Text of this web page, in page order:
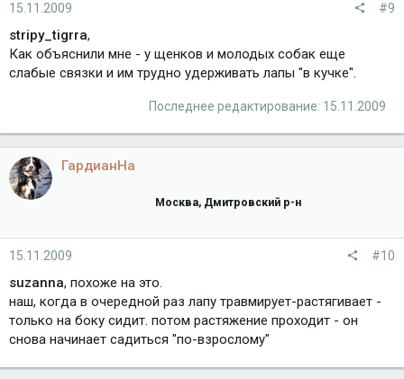
15.11.2009 #9
stripy_tigrra,
Как объяснили мне - у щенков и молодых собак еще
слабые связки и им трудно удерживать лапы "в кучке".
Последнее редактирование: 15.11.2009
ГардианНа
Москва, Дмитровский р-н
15.11.2009 #10
suzanna, похоже на это.
наш, когда в очередной раз лапу травмирует-растягивает -
только на боку сидит. потом растяжение проходит - он
снова начинает садиться "по-взрослому"